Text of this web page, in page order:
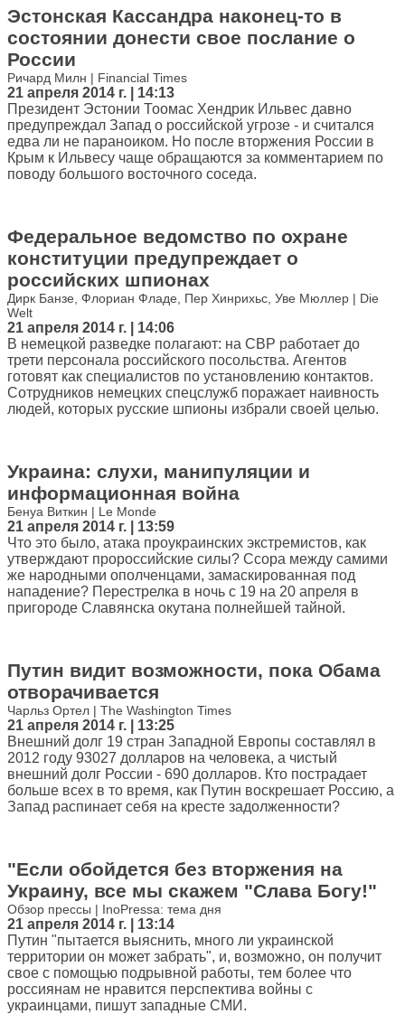
Эстонская Кассандра наконец-то в
состоянии донести свое послание о
России
Ричард Милн | Financial Times
21 апреля 2014 г. | 14:13
Президент Эстонии Тоомас Хендрик Ильвес давно
предупреждал Запад о российской угрозе - и считался
едва ли не параноиком. Но после вторжения России в
Крым к Ильвесу чаще обращаются за комментарием по
поводу большого восточного соседа.
Федеральное ведомство по охране
конституции предупреждает о
российских шпионах
Дирк Банзе, Флориан Фладе, Пер Хинрихьс, Уве Мюллер | Die
Welt
21 апреля 2014 г. | 14:06
В немецкой разведке полагают: на СВР работает до
трети персонала российского посольства. Агентов
готовят как специалистов по установлению контактов.
Сотрудников немецких спецслужб поражает наивность
людей, которых русские шпионы избрали своей целью.
Украина: слухи, манипуляции и
информационная война
Бенуа Виткин | Le Monde
21 апреля 2014 г. | 13:59
Что это было, атака проукраинских экстремистов, как
утверждают пророссийские силы? Ссора между самими
же народными ополченцами, замаскированная под
нападение? Перестрелка в ночь с 19 на 20 апреля в
пригороде Славянска окутана полнейшей тайной.
Путин видит возможности, пока Обама
отворачивается
Чарльз Ортел | The Washington Times
21 апреля 2014 г. | 13:25
Внешний долг 19 стран Западной Европы составлял в
2012 году 93027 долларов на человека, а чистый
внешний долг России - 690 долларов. Кто пострадает
больше всех в то время, как Путин воскрешает Россию, а
Запад распинает себя на кресте задолженности?
"Если обойдется без вторжения на
Украину, все мы скажем "Слава Богу!"
Обзор прессы | InoPressa: тема дня
21 апреля 2014 г. | 13:14
Путин "пытается выяснить, много ли украинской
территории он может забрать", и, возможно, он получит
свое с помощью подрывной работы, тем более что
россиянам не нравится перспектива войны с
украинцами, пишут западные СМИ.